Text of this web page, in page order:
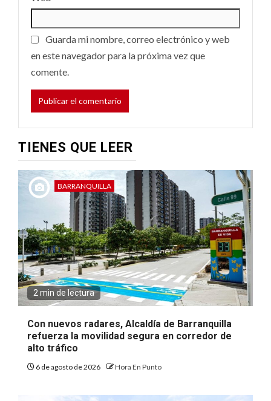
Guarda mi nombre, correo electrónico y web
en este navegador para la próxima vez que
comente.
TIENES QUE LEER
BARRANQUILLA
2 min de lectura
Con nuevos radares, Alcaldía de Barranquilla
refuerza la movilidad segura en corredor de
alto tráfico
6 de agosto de 2026 Hora En Punto